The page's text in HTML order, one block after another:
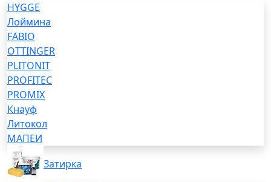
HYGGE
Лоймина
FABIO
OTTINGER
PLITONIT
PROFITEC
PROMIX
Кнауф
Литокол
МАПЕИ
Затирка